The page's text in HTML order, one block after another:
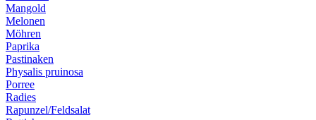
Mangold
Melonen
Möhren
Paprika
Pastinaken
Physalis pruinosa
Porree
Radies
Rapunzel/Feldsalat